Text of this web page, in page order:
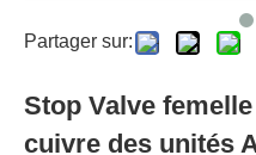
Partager sur:
Stop Valve
cuivre des unités